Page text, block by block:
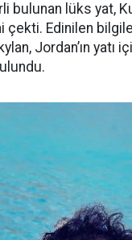
bulunan lüks yat,
çekti. Edinilen
Jordan’ın yatı